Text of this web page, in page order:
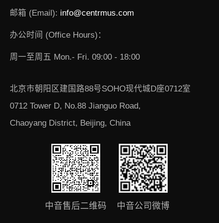
邮箱 (Email): info@centrmus.com
办公时间 (Office Hours)：
周一至周五 Mon.- Fri. 09:00 - 18:00
北京市朝阳区建国路88号SOHO现代城D座0712室
0712 Tower D, No.88 Jianguo Road,
Chaoyang District, Beijing, China
中音售后二维码 中音公司微博